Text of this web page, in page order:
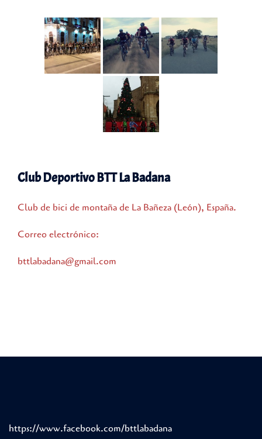
Club Deportivo BTT La Badana
Club de bici de montaña de La Bañeza (León), España.
Correo electrónico:
bttlabadana@gmail.com
https://www.facebook.com/bttlabadana